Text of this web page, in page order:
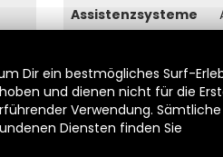
Assistenzsysteme
Ausstattung
Ausstattung
Dir ein bestmögliches Surf-
und dienen nicht für die
Verwendung.
Diensten finden Sie